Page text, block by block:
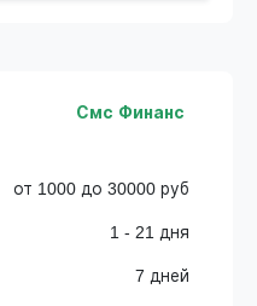
Смс Финанс
от 1000 до 30000 руб
1 - 21 дня
7 дней